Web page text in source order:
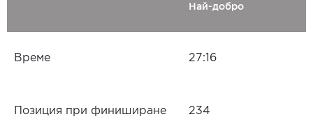
Най-добро
Време 27:16
Позиция при финиширане 234